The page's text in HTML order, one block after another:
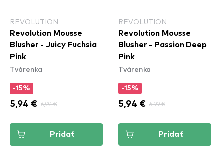
REVOLUTION
Revolution Mousse
Blusher - Juicy Fuchsia
Pink
Tvárenka
-15%
5,94 € 6,99 €
Pridať
REVOLUTION
Revolution Mousse
Blusher - Passion Deep
Pink
Tvárenka
-15%
5,94 € 6,99 €
Pridať